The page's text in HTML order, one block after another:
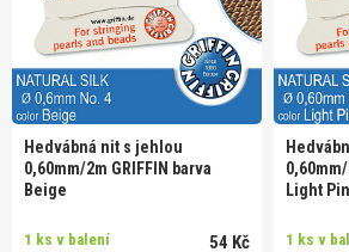
Hedvábná nit s jehlou
0,60mm/2m GRIFFIN barva
Beige
1 ks v balení 54 Kč
Light
1 ks v